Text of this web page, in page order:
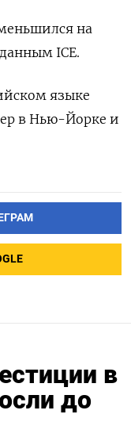
на
ICE.
языке
в Нью-Йорке и
в
до